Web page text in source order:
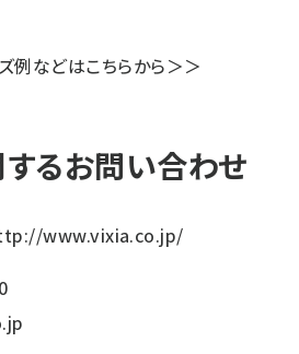
例などはこちらから＞＞
るお問い合わせ
www.vixia.co.jp/